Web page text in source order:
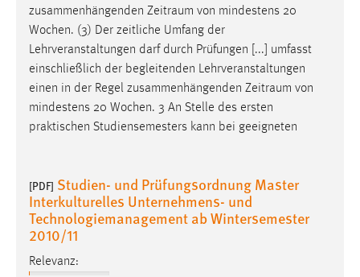
zusammenhängenden Zeitraum von mindestens 20
Wochen. (3) Der zeitliche Umfang der
Lehrveranstaltungen darf durch Prüfungen [...] umfasst
einschließlich der begleitenden Lehrveranstaltungen
einen in der Regel zusammenhängenden Zeitraum von
mindestens 20 Wochen. 3 An Stelle des ersten
praktischen Studiensemesters kann bei geeigneten
[PDF] Studien- und Prüfungsordnung Master
Interkulturelles Unternehmens- und
Technologiemanagement ab Wintersemester
2010/11
Relevanz: